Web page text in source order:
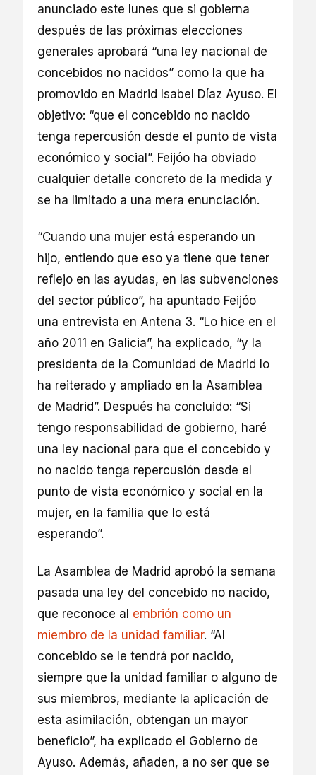
anunciado este lunes que si gobierna
después de las próximas elecciones
generales aprobará “una ley nacional de
concebidos no nacidos” como la que ha
promovido en Madrid Isabel Díaz Ayuso. El
objetivo: “que el concebido no nacido
tenga repercusión desde el punto de vista
económico y social”. Feijóo ha obviado
cualquier detalle concreto de la medida y
se ha limitado a una mera enunciación.
“Cuando una mujer está esperando un
hijo, entiendo que eso ya tiene que tener
reflejo en las ayudas, en las subvenciones
del sector público”, ha apuntado Feijóo
una entrevista en Antena 3. “Lo hice en el
año 2011 en Galicia”, ha explicado, “y la
presidenta de la Comunidad de Madrid lo
ha reiterado y ampliado en la Asamblea
de Madrid”. Después ha concluido: “Si
tengo responsabilidad de gobierno, haré
una ley nacional para que el concebido y
no nacido tenga repercusión desde el
punto de vista económico y social en la
mujer, en la familia que lo está
esperando”.
La Asamblea de Madrid aprobó la semana
pasada una ley del concebido no nacido,
que reconoce al embrión como un
miembro de la unidad familiar. “Al
concebido se le tendrá por nacido,
siempre que la unidad familiar o alguno de
sus miembros, mediante la aplicación de
esta asimilación, obtengan un mayor
beneficio”, ha explicado el Gobierno de
Ayuso. Además, añaden, a no ser que se